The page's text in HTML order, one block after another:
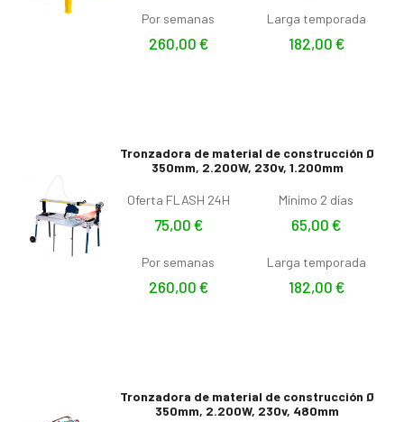
Por semanas
260,00 €
Larga temporada
182,00 €
Tronzadora de material de construcción Ø
350mm, 2.200W, 230v, 1.200mm
Oferta FLASH 24H
75,00 €
Mínimo 2 días
65,00 €
Por semanas
260,00 €
Larga temporada
182,00 €
Tronzadora de material de construcción Ø
350mm, 2.200W, 230v, 480mm